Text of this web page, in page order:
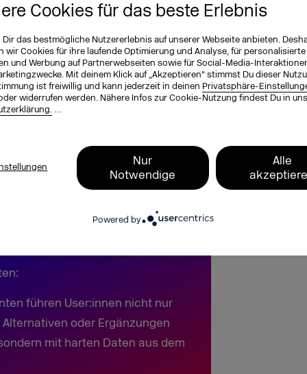
Cookies für das beste Erlebnis
Dir das bestmögliche Nutzererlebnis auf unserer Webseite anbieten.
wir Cookies für ihre laufende Optimierung und Analyse, für personalisierte
und Werbung auf Partnerwebseiten sowie für Social-Media-
Mit deinem Klick auf „Akzeptieren“ stimmst Du dieser
ist freiwillig und kann jederzeit in deinen Privatsphäre-
widerrufen werden. Nähere Infos zur Cookie-Nutzung findest Du in
…
Nur
Notwendige
Alle
Powered by
und immer unter
erzielen so
die
messbar die
Digital Commerce beim BVDW
führen User:innen nicht nur
oder Ergänzungen
mit harten Daten aus dem